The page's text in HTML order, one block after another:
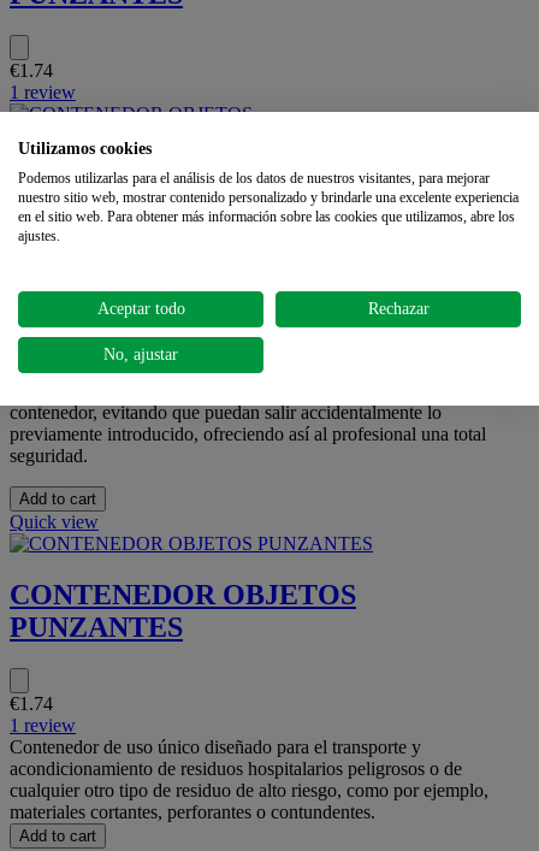
€1.74
1 review
CONTENEDOR OBJETOS
PUNZANTES DE BOLSILLO "CONBIO
´S"
Gracias a su reducido tamaño, permite realizar consultas de una
manera limpia y segura.
contenedor, evitando que puedan salir accidentalmente lo
previamente introducido, ofreciendo así al profesional una total
seguridad.
Add to cart
Quick view
CONTENEDOR OBJETOS
PUNZANTES
€1.74
1 review
Contenedor de uso único diseñado para el transporte y
acondicionamiento de residuos hospitalarios peligrosos o de
cualquier otro tipo de residuo de alto riesgo, como por ejemplo,
materiales cortantes, perforantes o contundentes.
Add to cart
Utilizamos cookies
Podemos utilizarlas para el análisis de los datos de nuestros visitantes, para mejorar
nuestro sitio web, mostrar contenido personalizado y brindarle una excelente experiencia
en el sitio web. Para obtener más información sobre las cookies que utilizamos, abre los
ajustes.
Aceptar todo Rechazar
No, ajustar